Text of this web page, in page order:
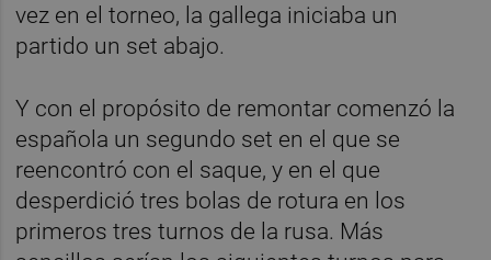
vez en el torneo, la gallega iniciaba un
partido un set abajo.
Y con el propósito de remontar comenzó la
española un segundo set en el que se
reencontró con el saque, y en el que
desperdició tres bolas de rotura en los
primeros tres turnos de la rusa. Más